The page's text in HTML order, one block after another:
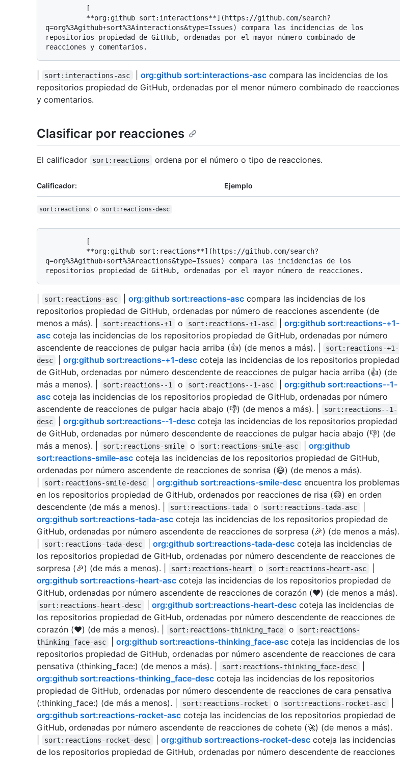
q=org%3Agithub+sort%3Ainteractions&type=Issues) compara las incidencias de los
repositorios propiedad de GitHub, ordenadas por el mayor número combinado de
sort:interactions-asc org:github sort:interactions-asccompara las incidencias de los
repositorios propiedad de GitHub, ordenadas por el menor número combinado de reacciones
y comentarios.
Clasificar por reacciones
El calificador sort:reactions ordena por el número o tipo de reacciones.
Calificador: Ejemplo
sort:reactions o sort:reactions-desc
q=org%3Agithub+sort%3Areactions&type=Issues) compara las incidencias de los
sort:reactions-asc org:github sort:reactions-asccompara las incidencias de los
repositorios propiedad de GitHub, ordenadas por número de reacciones ascendente (de
menos a más). |
sort:reactions-+1 o sort:reactions-+1-asc
org:github sort:reactions-+1-
asc coteja las incidencias de los repositorios propiedad de GitHub, ordenadas por número
ascendente de reacciones de pulgar hacia arriba (👍) (de menos a más). |
sort:reactions-+1-
desc
|org:github sort:reactions-+1-desc coteja las incidencias de los repositorios propiedad
de GitHub, ordenadas por número descendente de reacciones de pulgar hacia arriba (👍) (de
más a menos). |
sort:reactions--1 o sort:reactions--1-asc
org:github sort:reactions--1-
asc coteja las incidencias de los repositorios propiedad de GitHub, ordenadas por número
ascendente de reacciones de pulgar hacia abajo (👎) (de menos a más). |
sort:reactions--1-
desc
|org:github sort:reactions--1-desc coteja las incidencias de los repositorios propiedad
de GitHub, ordenadas por número descendente de reacciones de pulgar hacia abajo (👎) (de
más a menos). |
sort:reactions-smile o sort:reactions-smile-asc
org:github
sort:reactions-smile-asc coteja las incidencias de los repositorios propiedad de GitHub,
ordenadas por número ascendente de reacciones de sonrisa (😄) (de menos a más).
sort:reactions-smile-desc org:github sort:reactions-smile-descencuentra los problemas
en los repositorios propiedad de GitHub, ordenados por reacciones de risa (😄) en orden
descendente (de más a menos). |
sort:reactions-tada o sort:reactions-tada-asc
org:github sort:reactions-tada-asc coteja las incidencias de los repositorios propiedad de
GitHub, ordenadas por número ascendente de reacciones de sorpresa (🎉) (de menos a más).
sort:reactions-tada-desc org:github sort:reactions-tada-desccoteja las incidencias de
los repositorios propiedad de GitHub, ordenadas por número descendente de reacciones de
sorpresa (🎉) (de más a menos). |
sort:reactions-heart o sort:reactions-heart-asc
org:github sort:reactions-heart-asc coteja las incidencias de los repositorios propiedad de
GitHub, ordenadas por número ascendente de reacciones de corazón (❤️) (de menos a más). |
sort:reactions-heart-desc org:github sort:reactions-heart-desccoteja las incidencias de
los repositorios propiedad de GitHub, ordenadas por número descendente de reacciones de
corazón (❤️) (de más a menos). |
sort:reactions-thinking_face o
sort:reactions-
thinking_face-asc
|org:github sort:reactions-thinking_face-asc coteja las incidencias de los
repositorios propiedad de GitHub, ordenadas por número ascendente de reacciones de cara
pensativa (:thinking_face:) (de menos a más). |
sort:reactions-thinking_face-desc
org:github sort:reactions-thinking_face-desc coteja las incidencias de los repositorios
propiedad de GitHub, ordenadas por número descendente de reacciones de cara pensativa
(:thinking_face:) (de más a menos). |
sort:reactions-rocket o sort:reactions-rocket-asc
org:github sort:reactions-rocket-asc coteja las incidencias de los repositorios propiedad de
GitHub, ordenadas por número ascendente de reacciones de cohete (🚀) (de menos a más).
sort:reactions-rocket-desc org:github sort:reactions-rocket-desccoteja las incidencias
de los repositorios propiedad de GitHub, ordenadas por número descendente de reacciones